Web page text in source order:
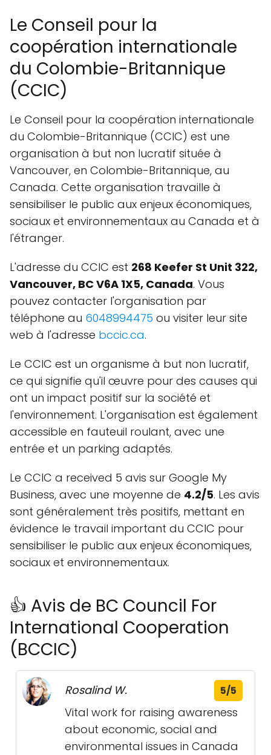
Le Conseil pour la
coopération internationale
du Colombie-Britannique
(CCIC)
Le Conseil pour la coopération internationale
du Colombie-Britannique (CCIC) est une
organisation à but non lucratif située à
Vancouver, en Colombie-Britannique, au
Canada. Cette organisation travaille à
sensibiliser le public aux enjeux économiques,
sociaux et environnementaux au Canada et à
l'étranger.
L'adresse du CCIC est 268 Keefer St Unit 322,
Vancouver, BC V6A 1X5, Canada. Vous
pouvez contacter l'organisation par
téléphone au 6048994475 ou visiter leur site
web à l'adresse bccic.ca.
Le CCIC est un organisme à but non lucratif,
ce qui signifie qu'il œuvre pour des causes qui
ont un impact positif sur la société et
l'environnement. L'organisation est également
accessible en fauteuil roulant, avec une
entrée et un parking adaptés.
Le CCIC a received 5 avis sur Google My
Business, avec une moyenne de 4.2/5. Les avis
sont généralement très positifs, mettant en
évidence le travail important du CCIC pour
sensibiliser le public aux enjeux économiques,
sociaux et environnementaux.
👍 Avis de BC Council For
International Cooperation
(BCCIC)
Rosalind W. 5/5
Vital work for raising awareness
about economic, social and
environmental issues in Canada